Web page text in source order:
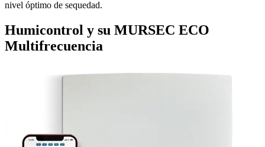
nivel óptimo de sequedad.
Humicontrol y su MURSEC ECO
Multifrecuencia